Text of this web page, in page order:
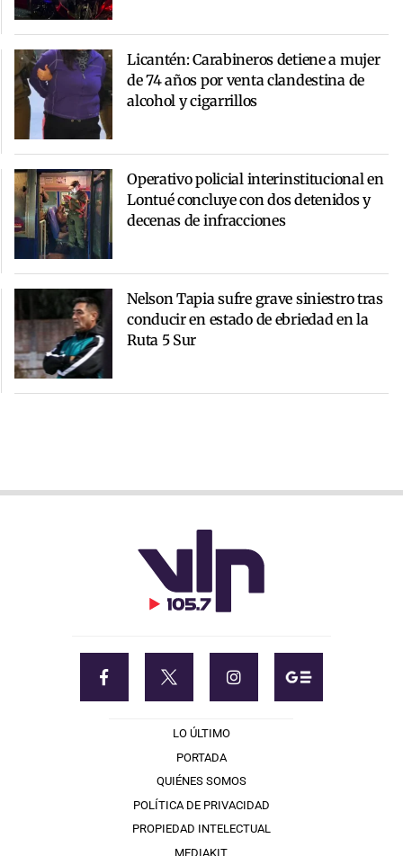
Licantén: Carabineros detiene a mujer
de 74 años por venta clandestina de
alcohol y cigarrillos
Operativo policial interinstitucional en
Lontué concluye con dos detenidos y
decenas de infracciones
Nelson Tapia sufre grave siniestro tras
conducir en estado de ebriedad en la
Ruta 5 Sur
LO ÚLTIMO
PORTADA
QUIÉNES SOMOS
POLÍTICA DE PRIVACIDAD
PROPIEDAD INTELECTUAL
MEDIAKIT